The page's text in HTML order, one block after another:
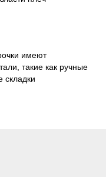
имеют
такие как ручные
складки